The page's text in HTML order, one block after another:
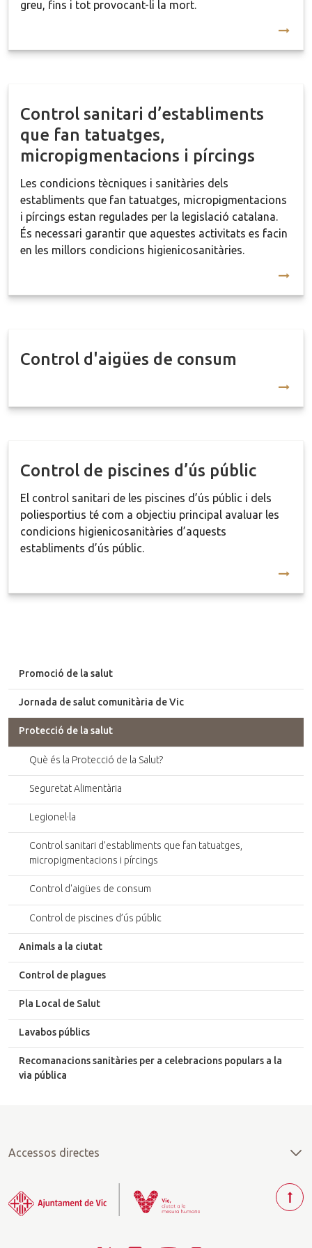
greu, fins i tot provocant-li la mort.
Control sanitari d’establiments
que fan tatuatges,
micropigmentacions i pírcings
Les condicions tècniques i sanitàries dels
establiments que fan tatuatges, micropigmentacions
i pírcings estan regulades per la legislació catalana.
És necessari garantir que aquestes activitats es facin
en les millors condicions higienicosanitàries.
Control d'aigües de consum
Control de piscines d’ús públic
El control sanitari de les piscines d’ús públic i dels
poliesportius té com a objectiu principal avaluar les
condicions higienicosanitàries d’aquests
establiments d’ús públic.
Promoció de la salut
Jornada de salut comunitària de Vic
Protecció de la salut
Què és la Protecció de la Salut?
Seguretat Alimentària
Legionel·la
Control sanitari d’establiments que fan tatuatges,
micropigmentacions i pírcings
Control d'aigües de consum
Control de piscines d’ús públic
Animals a la ciutat
Control de plagues
Pla Local de Salut
Lavabos públics
Recomanacions sanitàries per a celebracions populars a la
via pública
Accessos directes
T